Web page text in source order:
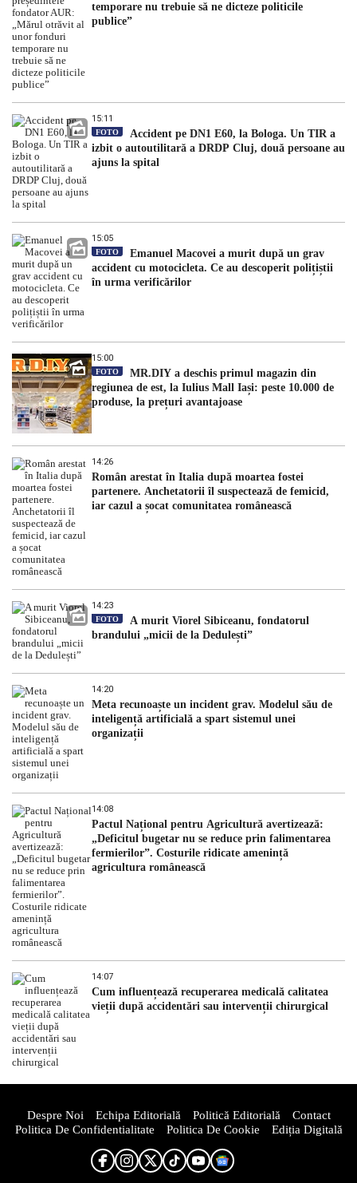
temporare nu trebuie să ne dicteze politicile
publice”
15:11
FOTO
Accident pe DN1 E60, la Bologa. Un TIR a
izbit o autoutilitară a DRDP Cluj, două persoane au
ajuns la spital
15:05
FOTO
Emanuel Macovei a murit după un grav
accident cu motocicleta. Ce au descoperit polițiștii
în urma verificărilor
15:00
FOTO
MR.DIY a deschis primul magazin din
regiunea de est, la Iulius Mall Iași: peste 10.000 de
produse, la prețuri avantajoase
14:26
Român arestat în Italia după moartea fostei
partenere. Anchetatorii îl suspectează de femicid,
iar cazul a șocat comunitatea românească
14:23
FOTO
A murit Viorel Sibiceanu, fondatorul
brandului „micii de la Dedulești”
14:20
Meta recunoaște un incident grav. Modelul său de
inteligență artificială a spart sistemul unei
organizații
14:08
Pactul Național pentru Agricultură avertizează:
„Deficitul bugetar nu se reduce prin falimentarea
fermierilor”. Costurile ridicate amenință
agricultura românească
14:07
Cum influențează recuperarea medicală calitatea
vieții după accidentări sau intervenții chirurgical
Despre Noi Echipa Editorială Politică Editorială
Contact
Politica De Confidentialitate
Politica De Cookie Ediția Digitală